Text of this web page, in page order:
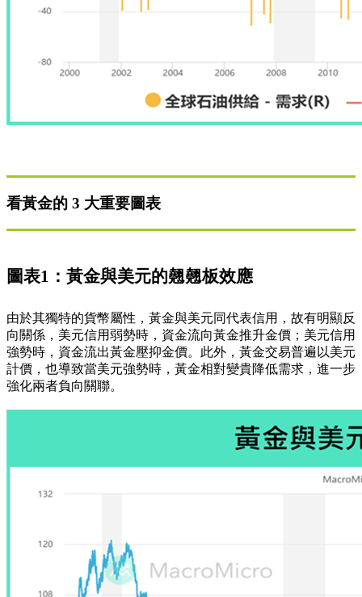
看黃金的 3 大重要圖表
圖表1：黃金與美元的翹翹板效應
由於其獨特的貨幣屬性，黃金與美元同代表信用，故有明顯反
向關係，美元信用弱勢時，資金流向黃金推升金價；美元信用
強勢時，資金流出黃金壓抑金價。此外，黃金交易普遍以美元
計價，也導致當美元強勢時，黃金相對變貴降低需求，進一步
強化兩者負向關聯。